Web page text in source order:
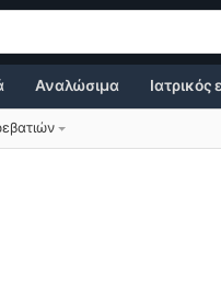
Αναλώσιμα Ιατρικός